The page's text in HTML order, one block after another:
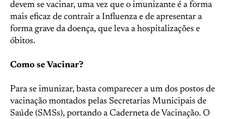
devem se vacinar, uma vez que o imunizante é a forma
mais eficaz de contrair a Influenza e de apresentar a
forma grave da doença, que leva a hospitalizações e
óbitos.
Como se Vacinar?
Para se imunizar, basta comparecer a um dos postos de
vacinação montados pelas Secretarias Municipais de
Saúde (SMSs), portando a Caderneta de Vacinação. O